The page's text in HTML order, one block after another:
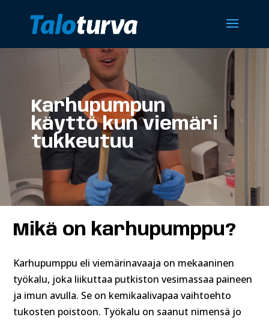
Karhupumpun
käyttö kun viemäri
tukkeutuu
Mikä on karhupumppu?
Karhupumppu eli viemärinavaaja on mekaaninen
työkalu, joka liikuttaa putkiston vesimassaa paineen
ja imun avulla. Se on kemikaalivapaa vaihtoehto
tukosten poistoon. Työkalu on saanut nimensä jo